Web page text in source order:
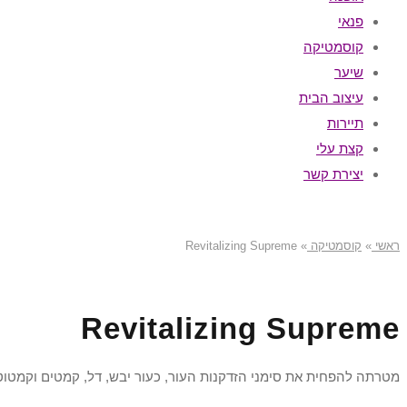
פנאי
קוסמטיקה
שיער
עיצוב הבית
תיירות
קצת עלי
יצירת קשר
ראשי » קוסמטיקה »
Revitalizing Supreme
Revitalizing Supreme
מטרתה להפחית את סימני הזדקנות העור, כעור יבש, דל, קמטים